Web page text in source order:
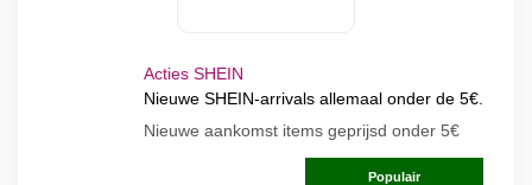
Acties SHEIN
Nieuwe SHEIN-arrivals allemaal onder de 5€.
Nieuwe aankomst items geprijsd onder 5€
Populair